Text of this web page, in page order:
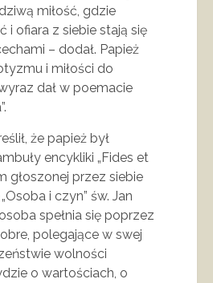
miłość, gdzie
i ofiara z siebie stają się
– dodał. Papież
i miłości do
dał w poemacie
że papież był
encykliki „Fides et
głoszonej przez siebie
i czyn” św. Jan
spełnia się poprzez
polegające w swej
wolności
o wartościach, o